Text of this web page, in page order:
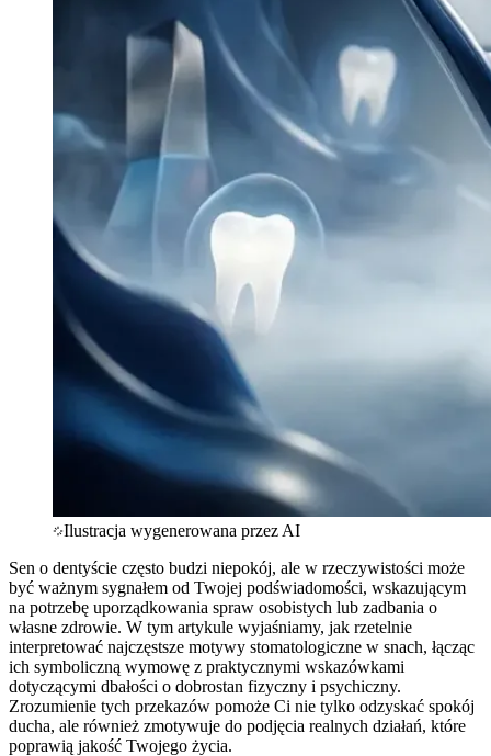
Ilustracja wygenerowana przez AI
Sen o dentyście często budzi niepokój, ale w rzeczywistości może
być ważnym sygnałem od Twojej podświadomości, wskazującym
na potrzebę uporządkowania spraw osobistych lub zadbania o
własne zdrowie. W tym artykule wyjaśniamy, jak rzetelnie
interpretować najczęstsze motywy stomatologiczne w snach, łącząc
ich symboliczną wymowę z praktycznymi wskazówkami
dotyczącymi dbałości o dobrostan fizyczny i psychiczny.
Zrozumienie tych przekazów pomoże Ci nie tylko odzyskać spokój
ducha, ale również zmotywuje do podjęcia realnych działań, które
poprawią jakość Twojego życia.